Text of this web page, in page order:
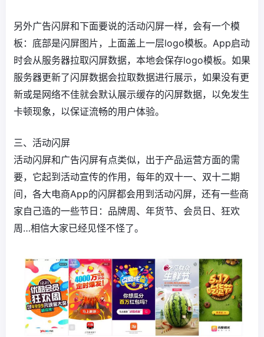
另外广告闪屏和下面要说的活动闪屏一样，会有一个模
板：底部是闪屏图片，上面盖上一层logo模板。App启动
时会从服务器拉取闪屏数据，本地会保存logo模板。如果
服务器更新了闪屏数据会拉取数据进行展示，如果没有更
新或是网络不佳就会默认展示缓存的闪屏数据，以免发生
卡顿现象，以保证流畅的用户体验。
三、活动闪屏
活动闪屏和广告闪屏有点类似，出于产品运营方面的需
要，它起到活动宣传的作用，每年的双十一、双十二期
间，各大电商App的闪屏都会用到活动闪屏，还有一些商
家自己造的一些节日：品牌周、年货节、会员日、狂欢
周…相信大家已经见怪不怪了。